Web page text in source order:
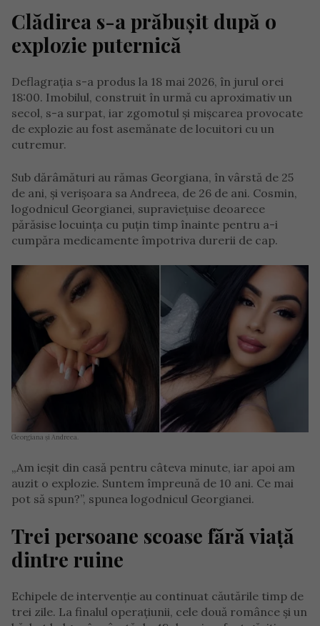
Clădirea s-a prăbușit după o
explozie puternică
Deflagrația s-a produs la 18 mai 2026, în jurul orei
18:00. Imobilul, construit în urmă cu aproximativ un
secol, s-a surpat, iar zgomotul și mișcarea provocate
de explozie au fost asemănate de locuitori cu un
cutremur.
Sub dărâmături au rămas Georgiana, în vârstă de 25
de ani, și verișoara sa Andreea, de 26 de ani. Cosmin,
logodnicul Georgianei, supraviețuise deoarece
părăsise locuința cu puțin timp înainte pentru a-i
cumpăra medicamente împotriva durerii de cap.
Georgiana și Andreea.
„Am ieșit din casă pentru câteva minute, iar apoi am
auzit o explozie. Suntem împreună de 10 ani. Ce mai
pot să spun?”, spunea logodnicul Georgianei.
Trei persoane scoase fără viață
dintre ruine
Echipele de intervenție au continuat căutările timp de
trei zile. La finalul operațiunii, cele două românce și un